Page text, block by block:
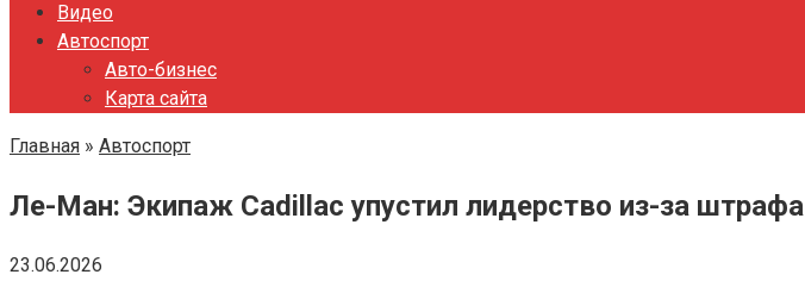
Видео
Автоспорт
Авто-бизнес
Карта сайта
Главная » Автоспорт
Ле-Ман: Экипаж Cadillac упустил лидерство из-за штрафа
23.06.2026